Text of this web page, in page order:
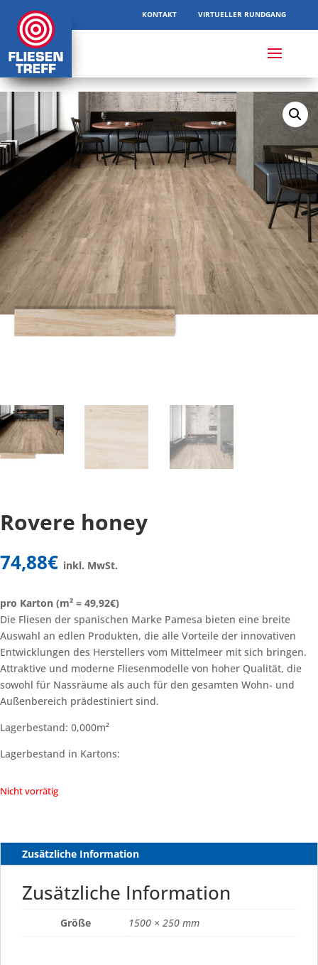
KONTAKT VIRTUELLER RUNDGANG
Rovere honey
74,88€ inkl. MwSt.
pro Karton (m² = 49,92€)
Die Fliesen der spanischen Marke Pamesa bieten eine breite
Auswahl an edlen Produkten, die alle Vorteile der innovativen
Entwicklungen des Herstellers vom Mittelmeer mit sich bringen.
Attraktive und moderne Fliesenmodelle von hoher Qualität, die
sowohl für Nassräume als auch für den gesamten Wohn- und
Außenbereich prädestiniert sind.
Lagerbestand: 0,000m²
Lagerbestand in Kartons:
Nicht vorrätig
Zusätzliche Information
Zusätzliche Information
Größe 1500 × 250 mm